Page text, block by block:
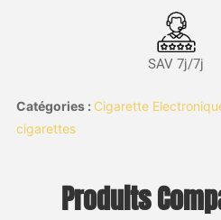
SAV 7j/7j
Catégories : Cigarette
cigarettes
Produits